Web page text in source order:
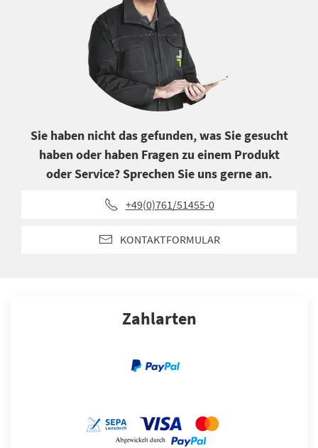
Sie haben nicht das gefunden, was Sie gesucht
haben oder haben Fragen zu einem Produkt
oder Service? Sprechen Sie uns gerne an.
+49(0)761/51455-0
KONTAKTFORMULAR
Zahlarten